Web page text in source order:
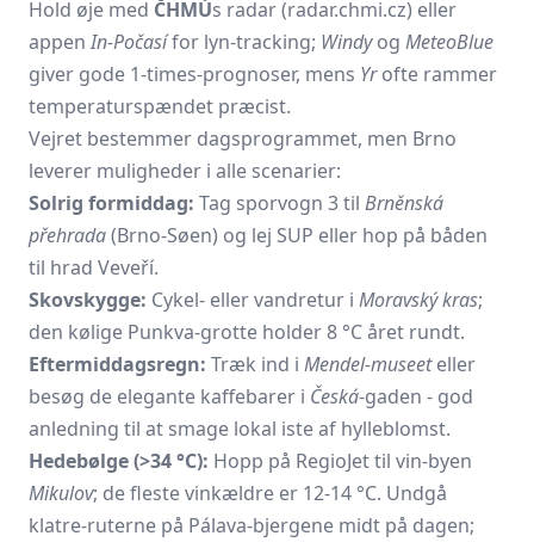
Hold øje med ČHMÚs radar (radar.chmi.cz) eller
appenIn-Počasífor lyn-tracking; Windyog MeteoBlue
giver gode 1-times-prognoser, mens Yrofte rammer
temperaturspændet præcist.
Vejret bestemmer dagsprogrammet, men Brno
leverer muligheder i alle scenarier:
Solrig formiddag: Tag sporvogn 3 til Brněnská
přehrada(Brno-Søen) og lej SUP eller hop på båden
til hrad Veveří.
Skovskygge: Cykel- eller vandretur i Moravský kras;
den kølige Punkva-grotte holder 8 °C året rundt.
Eftermiddagsregn: Træk ind i Mendel-museeteller
besøg de elegante kaffebarer i Česká-gaden - god
anledning til at smage lokal iste af hylleblomst.
Hedebølge (>34 °C): Hopp på RegioJet til vin-byen
Mikulov; de fleste vinkældre er 12-14 °C. Undgå
klatre-ruterne på Pálava-bjergene midt på dagen;